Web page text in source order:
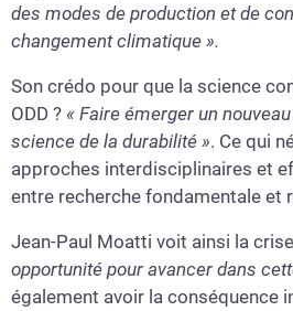
des modes de production et de
changement climatique ».
Son crédo pour que la science
ODD ? « Faire émerger un
science de la durabilité ». Ce qui
approches interdisciplinaires et
entre recherche fondamentale et
Jean-Paul Moatti voit ainsi la
opportunité pour avancer dans
également avoir la conséquence